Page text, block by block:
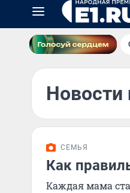
Новости
СЕМЬЯ
Как
Каждая мама